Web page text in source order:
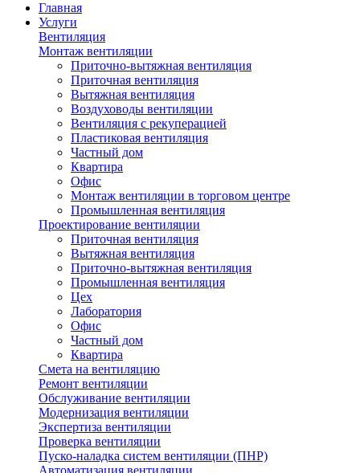
Главная
Услуги
Вентиляция
Монтаж вентиляции
Приточно-вытяжная вентиляция
Приточная вентиляция
Вытяжная вентиляция
Воздуховоды вентиляции
Вентиляция с рекуперацией
Пластиковая вентиляция
Частный дом
Квартира
Офис
Монтаж вентиляции в торговом центре
Промышленная вентиляция
Проектирование вентиляции
Приточная вентиляция
Вытяжная вентиляция
Приточно-вытяжная вентиляция
Промышленная вентиляция
Цех
Лаборатория
Офис
Частный дом
Квартира
Смета на вентиляцию
Ремонт вентиляции
Обслуживание вентиляции
Модернизация вентиляции
Экспертиза вентиляции
Проверка вентиляции
Пуско-наладка систем вентиляции (ПНР)
Автоматизация вентиляции